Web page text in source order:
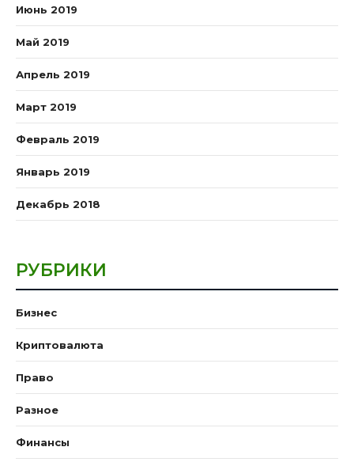
Июнь 2019
Май 2019
Апрель 2019
Март 2019
Февраль 2019
Январь 2019
Декабрь 2018
РУБРИКИ
Бизнес
Криптовалюта
Право
Разное
Финансы